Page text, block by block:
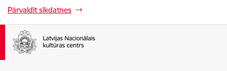
Pārvaldīt sīkdatnes